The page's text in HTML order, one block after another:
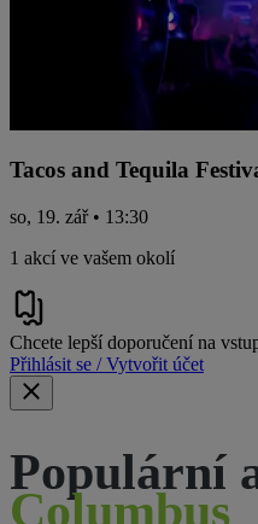
Tacos and Tequila
so, 19. zář • 13:30
1 akcí ve vašem okolí
Chcete lepší doporučení na
Přihlásit se / Vytvořit účet
Populární
Columbus